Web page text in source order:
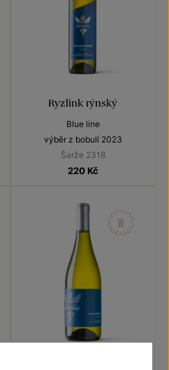
Ryzlink rýnský
Blue line
výběr z bobulí 2023
Šarže 2318
220 Kč